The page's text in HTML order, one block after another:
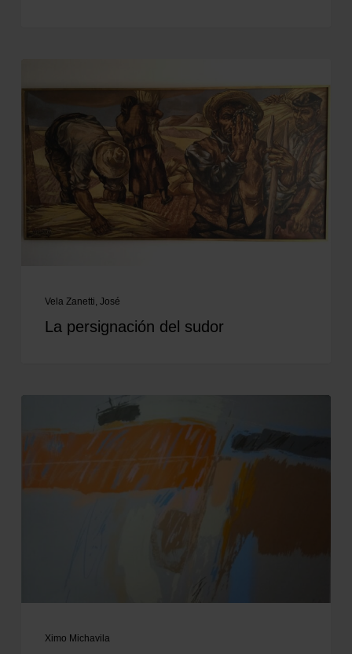
Vela Zanetti, José
La persignación del sudor
Ximo Michavila